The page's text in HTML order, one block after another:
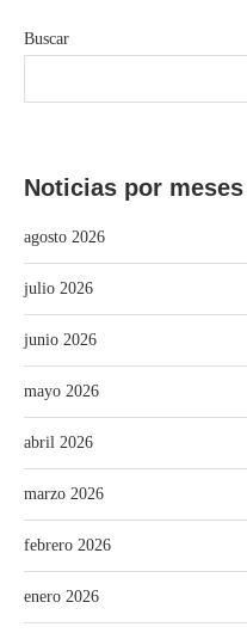
Buscar
Noticias por meses
agosto 2026
julio 2026
junio 2026
mayo 2026
abril 2026
marzo 2026
febrero 2026
enero 2026